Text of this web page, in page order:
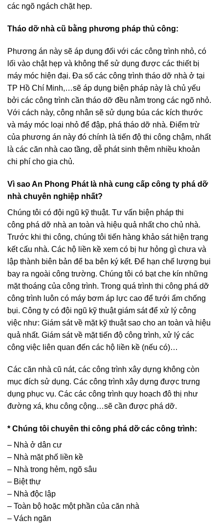
các ngõ ngách chặt hẹp.
Tháo dỡ nhà cũ bằng phương pháp thủ công:
Phương án này sẽ áp dụng đối với các công trình nhỏ, có
lối vào chật hẹp và không thể sử dụng được các thiết bị
máy móc hiện đại. Đa số các công trình tháo dỡ nhà ở tại
TP Hồ Chí Minh,…sẽ áp dụng biện pháp này là chủ yếu
bởi các công trình cần tháo dỡ đều nằm trong các ngõ nhỏ.
Với cách này, công nhân sẽ sử dụng búa các kích thước
và máy móc loại nhỏ để đập, phá tháo dỡ nhà. Điểm trừ
của phương án này đó chính là tiến độ thi công chậm, nhất
là các căn nhà cao tầng, dễ phát sinh thêm nhiều khoản
chi phí cho gia chủ.
Vì sao An Phong Phát là nhà cung cấp công ty phá dỡ
nhà chuyên nghiệp nhất?
Chúng tôi có đội ngũ kỹ thuật. Tư vấn biện pháp thi
công phá dỡ nhà an toàn và hiệu quả nhất cho chủ nhà.
Trước khi thi công, chúng tôi tiến hàng khảo sát hiện trạng
kết cấu nhà. Các hộ liền kề xem có bị hư hỏng gì chưa và
lập thành biên bản để ba bên ký kết. Để hạn chế lượng bụi
bay ra ngoài công trường. Chúng tôi có bạt che kín những
mặt thoáng của công trình. Trong quá trình thi công phá dỡ
công trình luôn có máy bơm áp lực cao để tưới ẩm chống
bụi. Công ty có đội ngũ kỹ thuật giám sát để xử lý công
việc như: Giám sát về mặt kỹ thuật sao cho an toàn và hiệu
quả nhất. Giám sát về mặt tiến độ công trình, xử lý các
công việc liên quan đến các hộ liền kề (nếu có)…
Các căn nhà cũ nát, các công trình xây dựng không còn
mục đích sử dụng. Các công trình xây dựng được trưng
dụng phục vụ. Các các công trình quy hoạch đô thị như
đường xá, khu công cộng…sẽ cần được phá dỡ.
* Chúng tôi chuyên thi công phá dỡ các công trình:
– Nhà ở dân cư
– Nhà mặt phố liền kề
– Nhà trong hẻm, ngõ sâu
– Biệt thự
– Nhà độc lập
– Toàn bộ hoặc một phần của căn nhà
– Vách ngăn